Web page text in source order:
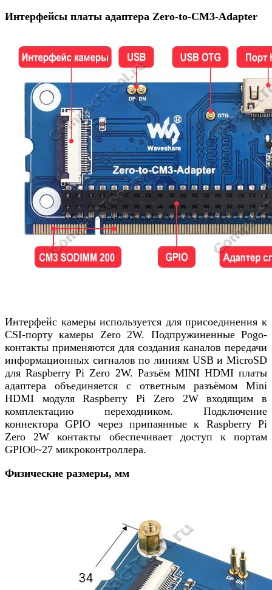
Интерфейсы платы адаптера Zero-to-CM3-Adapter
Интерфейс камеры используется для присоединения к
CSI-порту камеры Zero 2W. Подпружиненные Pogo-
контакты применяются для создания каналов передачи
информационных сигналов по линиям USB и MicroSD
для Raspberry Pi Zero 2W. Разъём MINI HDMI платы
адаптера объединяется с ответным разъёмом Mini
HDMI модуля Raspberry Pi Zero 2W входящим в
комплектацию переходником. Подключение
коннектора GPIO через припаянные к Raspberry Pi
Zero 2W контакты обеспечивает доступ к портам
GPIO0~27 микроконтроллера.
Физические размеры, мм